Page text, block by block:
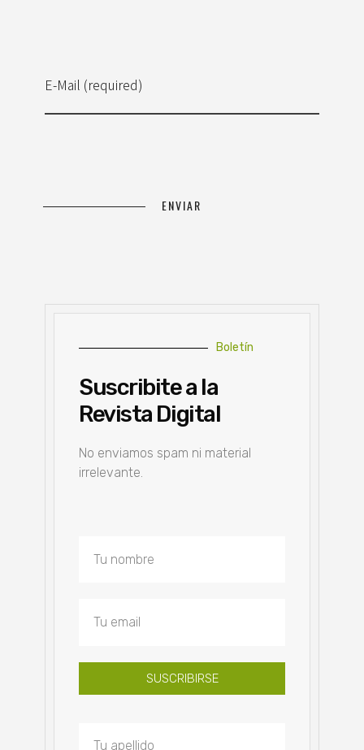
E-Mail (required)
Boletín
Suscribite a la
Revista Digital
No enviamos spam ni material
irrelevante.
SUSCRIBIRSE